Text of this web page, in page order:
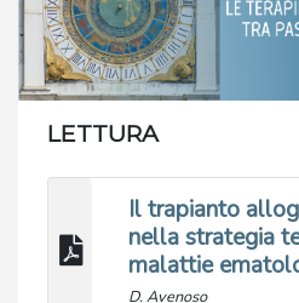
LETTURA
Il trapianto
nella strategia
malattie
D. Avenoso